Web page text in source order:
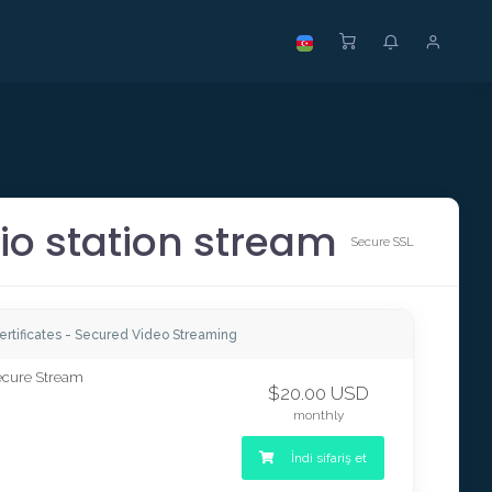
station stream Secure SSL
- Secured Video Streaming
Stream
$20.00 USD
monthly
İndi sifariş et